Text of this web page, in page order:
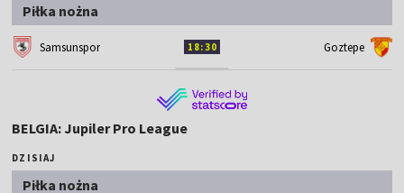
Piłka nożna
Samsunspor 18:30 Goztepe
BELGIA: Jupiler Pro League
DZISIAJ
Piłka nożna